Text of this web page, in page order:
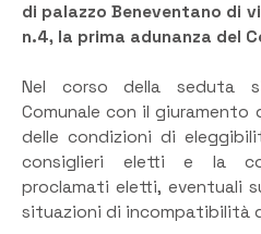
di palazzo Beneventano di
n.4, la prima adunanza del
Nel corso della seduta
Comunale con il giuramento
delle condizioni di
consiglieri eletti e la
proclamati eletti, eventuali
situazioni di incompatibilità